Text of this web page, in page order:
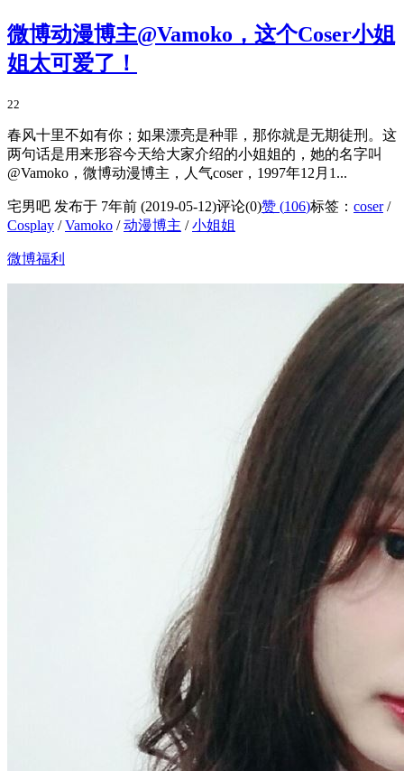
微博动漫博主@Vamoko，这个Coser小姐
姐太可爱了！
22
春风十里不如有你；如果漂亮是种罪，那你就是无期徒刑。这
两句话是用来形容今天给大家介绍的小姐姐的，她的名字叫
@Vamoko，微博动漫博主，人气coser，1997年12月1...
宅男吧 发布于 7年前 (2019-05-12)评论(0)赞 (106)标签： coser/
Cosplay /Vamoko /动漫博主 /小姐姐
微博福利